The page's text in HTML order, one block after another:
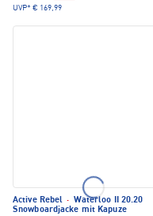
UVP* € 169,99
Active Rebel · Waterloo II 20.20
Snowboardjacke mit Kapuze